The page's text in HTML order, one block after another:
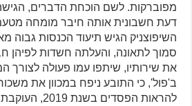
מפוברקות. לשם הוכחת הדברים,
דעת חשבונית אותה חיבר מומחה
סמוך לתאונה, והעלתה חשדות לפיהן
את שירותיו, שיתפו עמו פעולה לצורך
ב'פול', כי התובע ניפח במכוון את
להראות הפסדים